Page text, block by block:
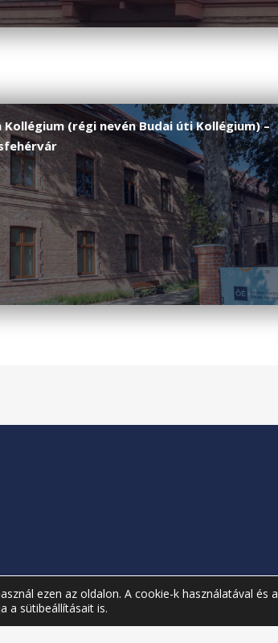
Kollégium (régi nevén Budai úti Kollégium) –
ezen az oldalon. A cookie-k használatával és a
a sütibeállításait is.